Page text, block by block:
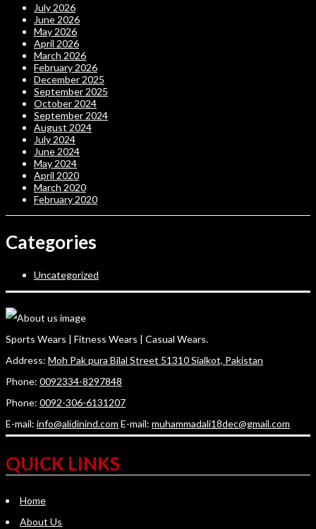
July 2026
June 2026
May 2026
April 2026
March 2026
February 2026
December 2025
September 2025
October 2024
September 2024
August 2024
July 2024
June 2024
May 2024
April 2020
March 2020
February 2020
Categories
Uncategorized
Sports Wears | Fitness Wears | Casual Wears.
Address: Moh Pak pura Bilal Street 51310 Sialkot, Pakistan
Phone: 0092334-8297848
Phone: 0092-306-6131207
E-mail: info@alidinind.com E-mail: muhammadali18dec@gmail.com
QUICK LINKS
Home
About Us